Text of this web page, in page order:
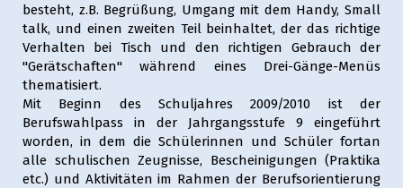
besteht, z.B. Begrüßung, Umgang mit dem Handy, Small
talk, und einen zweiten Teil beinhaltet, der das richtige
Verhalten bei Tisch und den richtigen Gebrauch der
"Gerätschaften" während eines Drei-Gänge-Menüs
thematisiert.
Mit Beginn des Schuljahres 2009/2010 ist der
Berufswahlpass in der Jahrgangsstufe 9 eingeführt
worden, in dem die Schülerinnen und Schüler fortan
alle schulischen Zeugnisse, Bescheinigungen (Praktika
etc.) und Aktivitäten im Rahmen der Berufsorientierung